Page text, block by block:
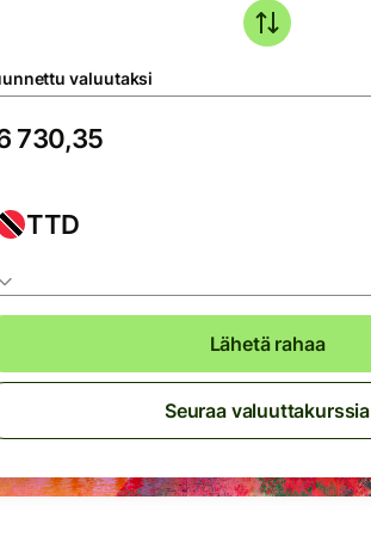
valuutaksi
TTD
Lähetä rahaa
Seuraa valuuttakurssia